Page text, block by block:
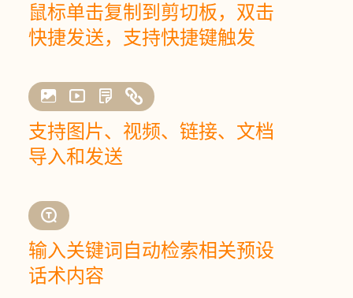
鼠标单击复制到剪切板，双击
快捷发送，支持快捷键触发
支持图片、视频、链接、文档
导入和发送
输入关键词自动检索相关预设
话术内容